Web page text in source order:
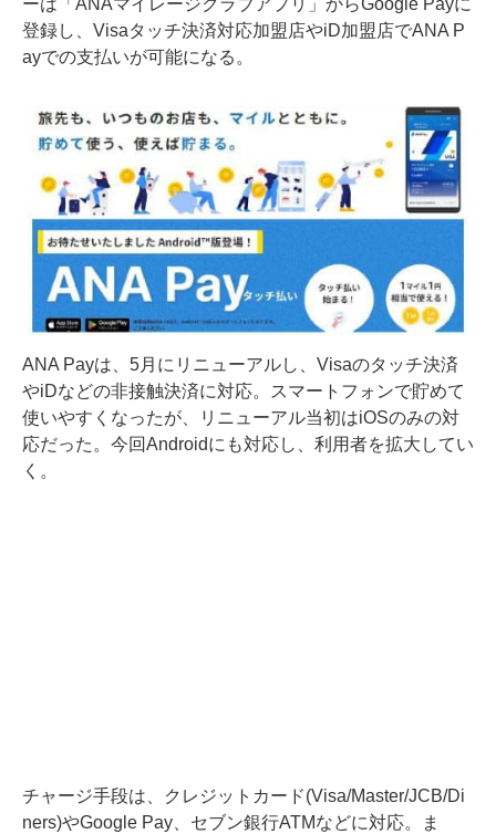
ーは「ANAマイレージクラブアプリ」からGoogle Payに
登録し、Visaタッチ決済対応加盟店やiD加盟店でANA P
ayでの支払いが可能になる。
ANA Payは、5月にリニューアルし、Visaのタッチ決済
やiDなどの非接触決済に対応。スマートフォンで貯めて
使いやすくなったが、リニューアル当初はiOSのみの対
応だった。今回Androidにも対応し、利用者を拡大してい
く。
チャージ手段は、クレジットカード(Visa/Master/JCB/Di
ners)やGoogle Pay、セブン銀行ATMなどに対応。ま